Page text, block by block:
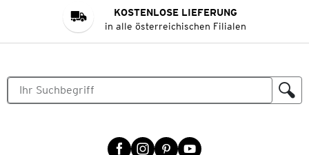
KOSTENLOSE LIEFERUNG
in alle österreichischen Filialen